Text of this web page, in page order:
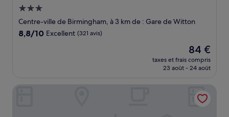
Hébergement
3.0 étoiles
Centre-ville de Birmingham, à 3 km de : Gare de Witton
8.8
8,8/10 Excellent (321 avis)
Le
nouveau
prix
de
84 €
84 €
taxes et frais compris
23 août - 24 août